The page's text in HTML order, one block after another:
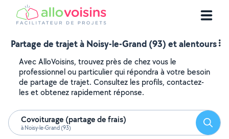
Partage de trajet à Noisy-le-Grand (93) et alentours
Avec AlloVoisins, trouvez près de chez vous le
professionnel ou particulier qui répondra à votre besoin
de partage de trajet. Consultez les profils, contactez-
les et obtenez rapidement réponse.
Covoiturage (partage de frais)
à Noisy-le-Grand (93)